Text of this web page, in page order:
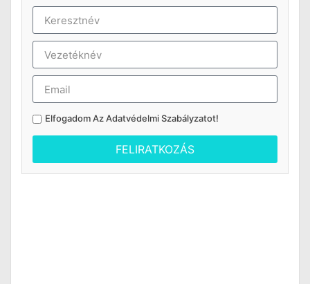
Elfogadom AzAdatvédelmi Szabályzatot!
FELIRATKOZÁS